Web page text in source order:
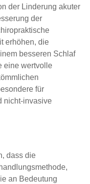
der Linderung akuter
der
erhöhen, die
besseren Schlaf
eine wertvolle
für
nicht-invasive
dass die
an Bedeutung